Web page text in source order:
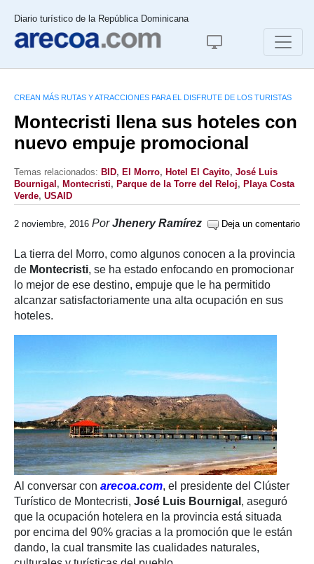
Diario turístico de la República Dominicana
CREAN MÁS RUTAS Y ATRACCIONES PARA EL DISFRUTE DE LOS TURISTAS
Montecristi llena sus hoteles con
nuevo empuje promocional
Temas relacionados: BID, El Morro, Hotel El Cayito, José Luis
Bournigal , Montecristi, Parque de la Torre del Reloj, Playa Costa
Verde, USAID
2 noviembre, 2016 PorJhenery Ramírez Deja un comentario
La tierra del Morro, como algunos conocen a la provincia
de Montecristi, se ha estado enfocando en promocionar
lo mejor de ese destino, empuje que le ha permitido
alcanzar satisfactoriamente una alta ocupación en sus
hoteles.
Al conversar con arecoa.com, el presidente del Clúster
Turístico de Montecristi, José Luis Bournigal , aseguró
que la ocupación hotelera en la provincia está situada
por encima del 90% gracias a la promoción que le están
dando, la cual transmite las cualidades naturales,